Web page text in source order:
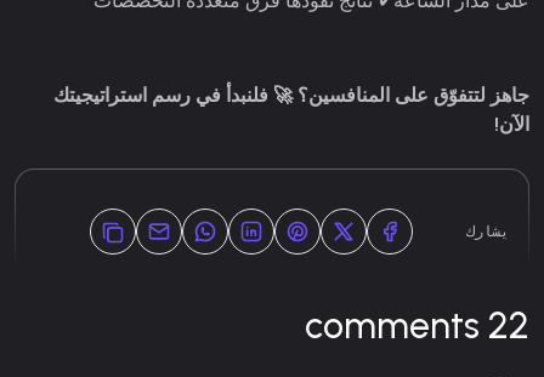
جاهز لتتفوّق على المنافسين؟ 🚀 فلنبدأ في رسم استراتيجيتك
الآن!
يشارك
22 comments